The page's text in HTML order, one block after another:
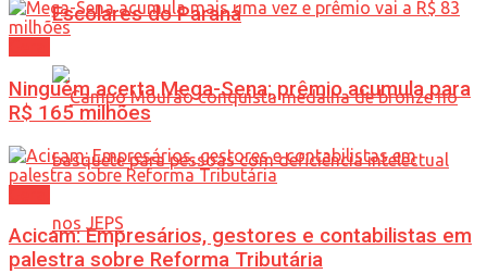
Escolares do Paraná
Ninguém acerta Mega-Sena; prêmio acumula para
R$ 165 milhões
Acicam: Empresários, gestores e contabilistas em
palestra sobre Reforma Tributária